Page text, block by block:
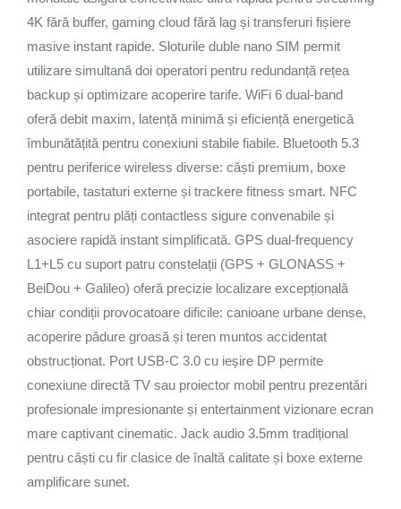
4K fără buffer, gaming cloud fără lag și transferuri fișiere
masive instant rapide. Sloturile duble nano SIM permit
utilizare simultană doi operatori pentru redundanță rețea
backup și optimizare acoperire tarife. WiFi 6 dual-band
oferă debit maxim, latență minimă și eficiență energetică
îmbunătățită pentru conexiuni stabile fiabile. Bluetooth 5.3
pentru periferice wireless diverse: căști premium, boxe
portabile, tastaturi externe și trackere fitness smart. NFC
integrat pentru plăți contactless sigure convenabile și
asociere rapidă instant simplificată. GPS dual-frequency
L1+L5 cu suport patru constelații (GPS + GLONASS +
BeiDou + Galileo) oferă precizie localizare excepțională
chiar condiții provocatoare dificile: canioane urbane dense,
acoperire pădure groasă și teren muntos accidentat
obstrucționat. Port USB-C 3.0 cu ieșire DP permite
conexiune directă TV sau proiector mobil pentru prezentări
profesionale impresionante și entertainment vizionare ecran
mare captivant cinematic. Jack audio 3.5mm tradițional
pentru căști cu fir clasice de înaltă calitate și boxe externe
amplificare sunet.